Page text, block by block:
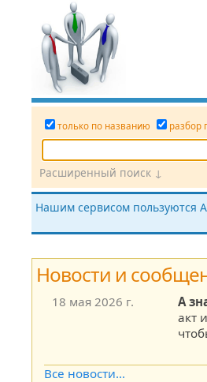
только по названию разбор
Номер док. Дата
Расширенный поиск ↓
Нашим сервисом пользуются
Новости и
18 мая 2026 г. А
акт
Все новости...